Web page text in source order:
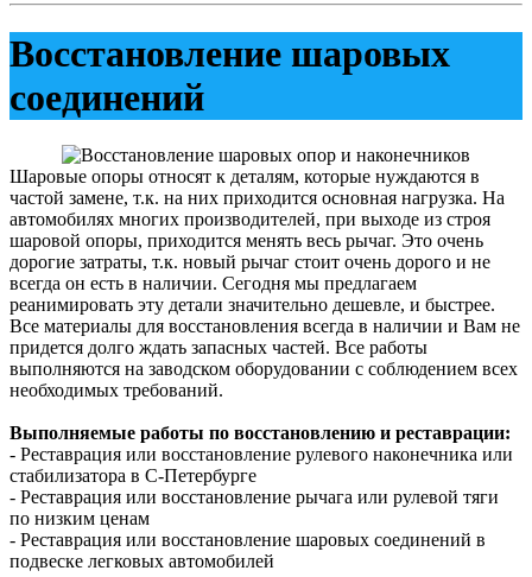
Восстановление шаровых
соединений
Шаровые опоры относят к деталям, которые нуждаются в
частой замене, т.к. на них приходится основная нагрузка. На
автомобилях многих производителей, при выходе из строя
шаровой опоры, приходится менять весь рычаг. Это очень
дорогие затраты, т.к. новый рычаг стоит очень дорого и не
всегда он есть в наличии. Сегодня мы предлагаем
реанимировать эту детали значительно дешевле, и быстрее.
Все материалы для восстановления всегда в наличии и Вам не
придется долго ждать запасных частей. Все работы
выполняются на заводском оборудовании с соблюдением всех
необходимых требований.
Выполняемые работы по восстановлению и реставрации:
- Реставрация или восстановление рулевого наконечника или
стабилизатора в С-Петербурге
- Реставрация или восстановление рычага или рулевой тяги
по низким ценам
- Реставрация или восстановление шаровых соединений в
подвеске легковых автомобилей